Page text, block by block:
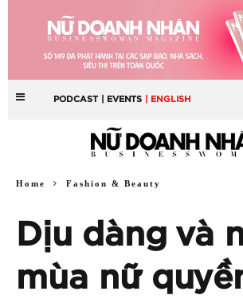
PODCAST | EVENTS | ENGLISH
Home Fashion & Beauty
Dịu dàng và
mùa nữ